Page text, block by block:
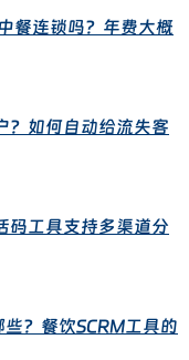
餐连锁吗？年费大概
？如何自动给流失客
码工具支持多渠道分
？餐饮SCRM工具的